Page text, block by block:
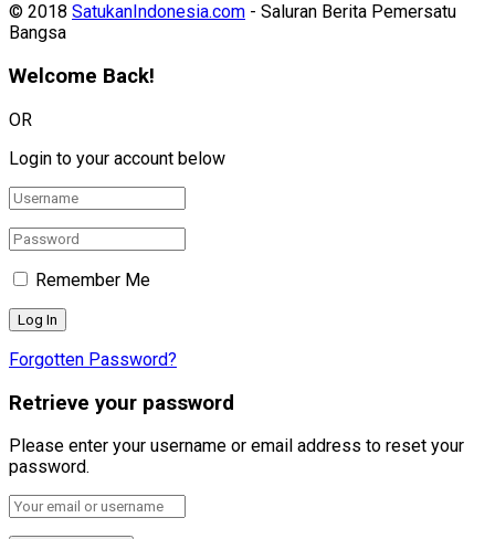
© 2018 SatukanIndonesia.com - Saluran Berita Pemersatu
Bangsa
Welcome Back!
OR
Login to your account below
Remember Me
Forgotten Password?
Retrieve your password
Please enter your username or email address to reset your
password.